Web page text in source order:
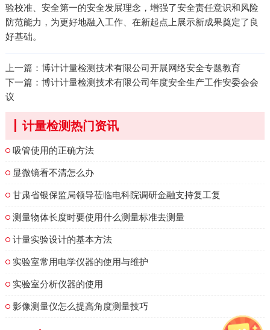
验校准、安全第一的安全发展理念，增强了安全责任意识和风险
防范能力，为更好地融入工作、在新起点上展示新成果奠定了良
好基础。
上一篇： 博计计量检测技术有限公司开展网络安全专题教育
下一篇： 博计计量检测技术有限公司年度安全生产工作安委会会
议
计量检测热门资讯
吸管使用的正确方法
显微镜看不清怎么办
甘肃省银保监局领导莅临电科院调研金融支持复工复
测量物体长度时要使用什么测量标准去测量
计量实验设计的基本方法
实验室常用电学仪器的使用与维护
实验室分析仪器的使用
影像测量仪怎么提高角度测量技巧